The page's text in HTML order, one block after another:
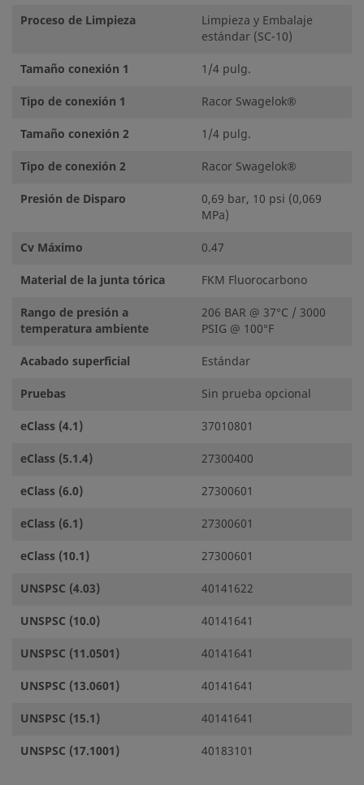
Proceso de Limpieza
Limpieza y Embalaje
estándar (SC-10)
Tamaño conexión 1
1/4 pulg.
Tipo de conexión 1
Racor Swagelok®
Tamaño conexión 2
1/4 pulg.
Tipo de conexión 2
Racor Swagelok®
Presión de Disparo
0,69 bar, 10 psi (0,069
MPa)
Cv Máximo
0.47
Material de la junta tórica
FKM Fluorocarbono
Rango de presión a
temperatura ambiente
206 BAR @ 37°C / 3000
PSIG @ 100°F
Acabado superficial
Estándar
Pruebas
Sin prueba opcional
eClass (4.1)
37010801
eClass (5.1.4)
27300400
eClass (6.0)
27300601
eClass (6.1)
27300601
eClass (10.1)
27300601
UNSPSC (4.03)
40141622
UNSPSC (10.0)
40141641
UNSPSC (11.0501)
40141641
UNSPSC (13.0601)
40141641
UNSPSC (15.1)
40141641
UNSPSC (17.1001)
40183101